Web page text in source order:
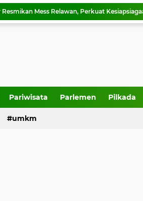
Pariwisata Parlemen Pilkada
umkm